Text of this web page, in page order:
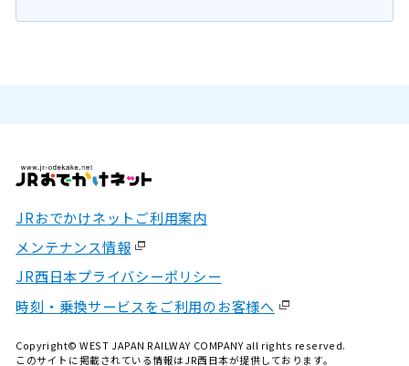
JRおでかけネットご利用案内
メンテナンス情報
JR西日本プライバシーポリシー
時刻・乗換サービスをご利用のお客様へ
Copyright© WEST JAPAN RAILWAY COMPANY all rights reserved.
このサイトに掲載されている情報はJR西日本が提供しております。